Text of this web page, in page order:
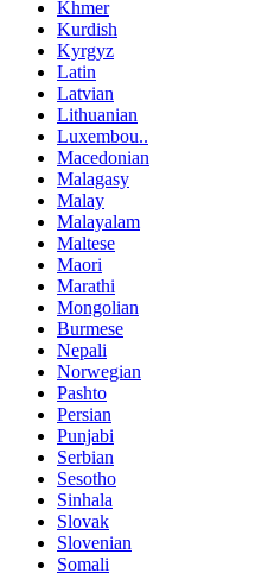
Khmer
Kurdish
Kyrgyz
Latin
Latvian
Lithuanian
Luxembou..
Macedonian
Malagasy
Malay
Malayalam
Maltese
Maori
Marathi
Mongolian
Burmese
Nepali
Norwegian
Pashto
Persian
Punjabi
Serbian
Sesotho
Sinhala
Slovak
Slovenian
Somali